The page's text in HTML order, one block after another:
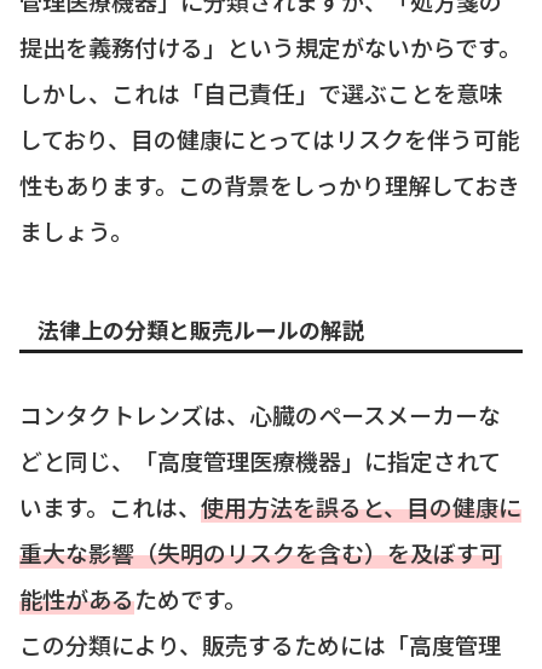
提出を義務付ける」という規定がないからです。
しかし、これは「自己責任」で選ぶことを意味
しており、目の健康にとってはリスクを伴う可能
性もあります。この背景をしっかり理解しておき
ましょう。
法律上の分類と販売ルールの解説
コンタクトレンズは、心臓のペースメーカーな
どと同じ、「高度管理医療機器」に指定されて
います。これは、 使用方法を誤ると、目の健康に
重大な影響（失明のリスクを含む）を及ぼす可
能性があるためです。
この分類により、販売するためには「高度管理